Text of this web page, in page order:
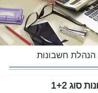
הנהלת חשבונות
סוג 1+2